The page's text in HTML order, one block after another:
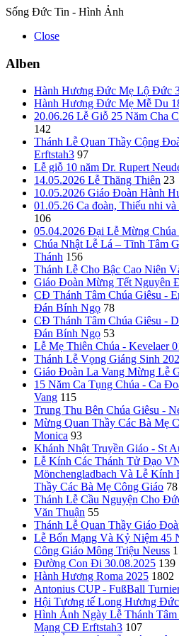
Sống Đức Tin - Hình Ảnh
Close
Alben
Hành Hương Đức Mẹ Lộ Đức
Hành Hương Đức Mẹ Mễ Du
20.06.26 Lễ Giỗ 25 Năm Cha
142
Thánh Lễ Quan Thầy Cộng
Erftstah3 97
Lễ giỗ 10 năm Dr. Rupert
14.05.2026 Lễ Thăng Thiên 23
10.05.2026 Giáo Đoàn Hành
01.05.26 Ca đoàn, Thiếu nhi
106
05.04.2026 Đại Lễ Mừng Chúa
Chúa Nhật Lễ Lá – Tĩnh Tâm
Thánh 156
Thánh Lễ Cho Bậc Cao Niên
Giáo Đoàn Mừng Tết Nguyên
CĐ Thánh Tâm Chúa Giêsu -
Đán Bính Ngọ 78
CĐ Thánh Tâm Chúa Giêsu -
Đán Bính Ngọ 53
Lễ Mẹ Thiên Chúa - Kevelaer
Thánh Lễ Vọng Giáng Sinh
Giáo Đoàn La Vang Mừng Lễ
15 Năm Ca Tụng Chúa - Ca
Vang 115
Trung Thu Bên Chúa Giêsu -
Mừng Quan Thầy Các Bà Mẹ
Monica 93
Khánh Nhật Truyền Giáo - St
Lễ Kính Các Thánh Tử Đạo
Mönchengladbach Và Lễ Kính
Thầy Các Bà Mẹ Công Giáo 78
Thánh Lễ Cầu Nguyện Cho
Văn Thuận 55
Thánh Lễ Quan Thầy Giáo
Lễ Bổn Mạng Và Kỷ Niệm 45
Công Giáo Mông Triệu Neuss
Đường Con Đi 30.08.2025 139
Hành Hương Roma 2025 1802
Antonius CUP - FußBall
Hội Tương tế Long Hương
Hình Ảnh Ngày Lễ Thánh
Mạng CĐ Erftstah3 107